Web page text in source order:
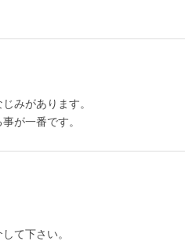
みがあります。
が一番です。
て下さい。